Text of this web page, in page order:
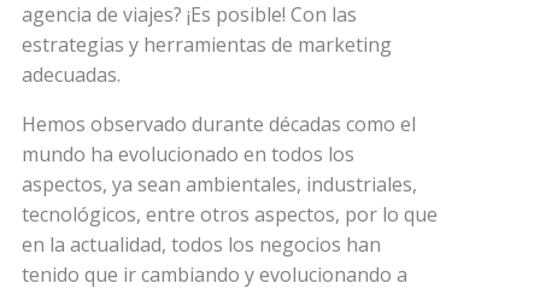
agencia de viajes? ¡Es posible! Con las
estrategias y herramientas de marketing
adecuadas.
Hemos observado durante décadas como el
mundo ha evolucionado en todos los
aspectos, ya sean ambientales, industriales,
tecnológicos, entre otros aspectos, por lo que
en la actualidad, todos los negocios han
tenido que ir cambiando y evolucionando a